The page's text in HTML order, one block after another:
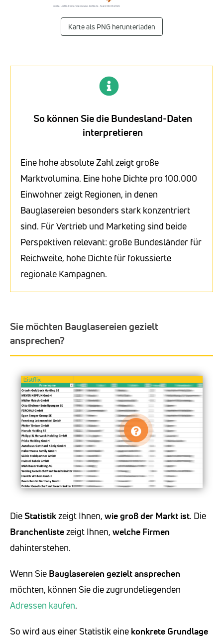
Quelle: Listflix-Firmendatenbank · listflix.de · Stand 06.08.2026
Karte als PNG herunterladen
So können Sie die Bundesland-Daten
interpretieren
Eine hohe absolute Zahl zeigt große
Marktvolumina. Eine hohe Dichte pro 100.000
Einwohner zeigt Regionen, in denen
Bauglasereien besonders stark konzentriert
sind. Für Vertrieb und Marketing sind beide
Perspektiven relevant: große Bundesländer für
Reichweite, hohe Dichte für fokussierte
regionale Kampagnen.
Sie möchten Bauglasereien gezielt
ansprechen?
DieStatistikzeigt Ihnen, wie groß der Markt ist. Die
Branchenlistezeigt Ihnen, welche Firmen
dahinterstehen.
Wenn Sie Bauglasereien gezielt ansprechen
möchten, können Sie die zugrundeliegenden
Adressen kaufen.
So wird aus einer Statistik eine konkrete Grundlage